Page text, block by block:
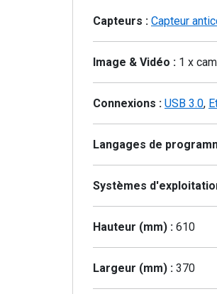
Capteurs : Capteur
Image & Vidéo : 1 x
Connexions : USB 3.0,
Langages de
Systèmes
Hauteur (mm) : 610
Largeur (mm) : 370